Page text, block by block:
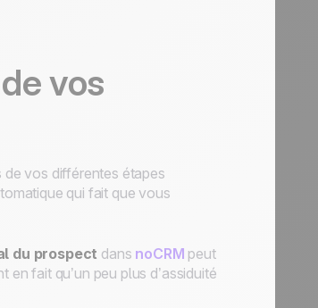
vos
de vos différentes étapes
qui fait que vous
du prospect dans noCRM peut
en fait qu’un peu plus d’assiduité